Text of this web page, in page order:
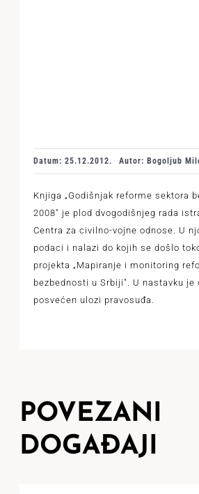
Datum: 25.12.2012. Autor: Bogoljub
Knjiga „Godišnjak reforme sektora
2008" je plod dvogodišnjeg rada
Centra za civilno-vojne odnose. U
podaci i nalazi do kojih se došlo
projekta „Mapiranje i monitoring
bezbednosti u Srbiji". U nastavku je
posvećen ulozi pravosuđa.
POVEZANI
DOGAĐAJI